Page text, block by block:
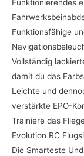
Funktionierendes
Funktionsfähige
Vollständig
damit du das
Leichte und
verstärkte EPO-
Trainiere das
Evolution RC
Die Smarteste